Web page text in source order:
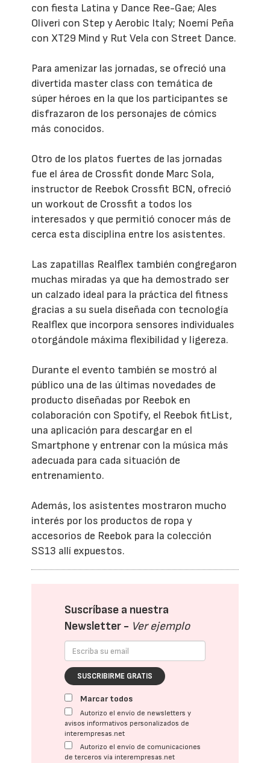
con fiesta Latina y Dance Ree-Gae; Ales
Oliveri con Step y Aerobic Italy; Noemí Peña
con XT29 Mind y Rut Vela con Street Dance.
Para amenizar las jornadas, se ofreció una
divertida master class con temática de
súper héroes en la que los participantes se
disfrazaron de los personajes de cómics
más conocidos.
Otro de los platos fuertes de las jornadas
fue el área de Crossfit donde Marc Sola,
instructor de Reebok Crossfit BCN, ofreció
un workout de Crossfit a todos los
interesados y que permitió conocer más de
cerca esta disciplina entre los asistentes.
Las zapatillas Realflex también congregaron
muchas miradas ya que ha demostrado ser
un calzado ideal para la práctica del fitness
gracias a su suela diseñada con tecnología
Realflex que incorpora sensores individuales
otorgándole máxima flexibilidad y ligereza.
Durante el evento también se mostró al
público una de las últimas novedades de
producto diseñadas por Reebok en
colaboración con Spotify, el Reebok fitList,
una aplicación para descargar en el
Smartphone y entrenar con la música más
adecuada para cada situación de
entrenamiento.
Además, los asistentes mostraron mucho
interés por los productos de ropa y
accesorios de Reebok para la colección
SS13 allí expuestos.
Suscríbase a nuestra
Newsletter - Ver ejemplo
SUSCRIBIRME GRATIS
Marcar todos
Autorizo el envío de newsletters y
avisos informativos personalizados de
interempresas.net
Autorizo el envío de comunicaciones
de terceros vía interempresas.net